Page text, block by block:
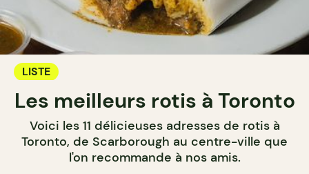
LISTE
Les meilleurs rotis à Toronto
Voici les 11 délicieuses adresses de rotis à
Toronto, de Scarborough au centre-ville que
l'on recommande à nos amis.